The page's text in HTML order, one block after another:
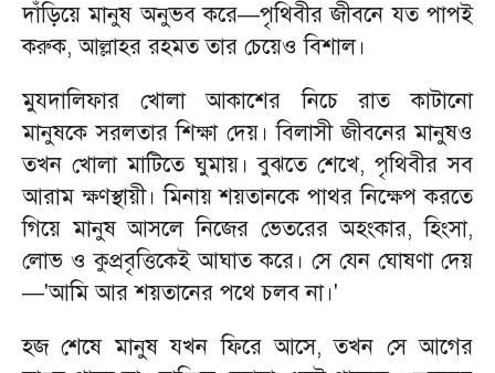
দাঁড়িয়ে মানুষ অনুভব করে—পৃথিবীর জীবনে যত পাপই
করুক, আল্লাহর রহমত তার চেয়েও বিশাল।
​মুযদালিফার খোলা আকাশের নিচে রাত কাটানো
মানুষকে সরলতার শিক্ষা দেয়। বিলাসী জীবনের মানুষও
তখন খোলা মাটিতে ঘুমায়। বুঝতে শেখে, পৃথিবীর সব
আরাম ক্ষণস্থায়ী। মিনায় শয়তানকে পাথর নিক্ষেপ করতে
গিয়ে মানুষ আসলে নিজের ভেতরের অহংকার, হিংসা,
লোভ ও কুপ্রবৃত্তিকেই আঘাত করে। সে যেন ঘোষণা দেয়
—'আমি আর শয়তানের পথে চলব না।'
​হজ শেষে মানুষ যখন ফিরে আসে, তখন সে আগের